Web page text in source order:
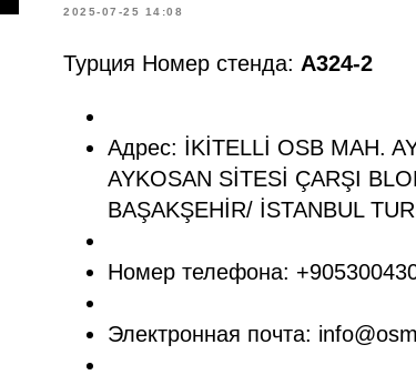
2025-07-25 14:08
Турция Номер стенда: A324-2
Адрес: İKİTELLİ OSB MAH.
AYKOSAN SİTESİ ÇARŞI
BAŞAKŞEHİR/ İSTANBUL
Номер телефона:
Электронная почта: